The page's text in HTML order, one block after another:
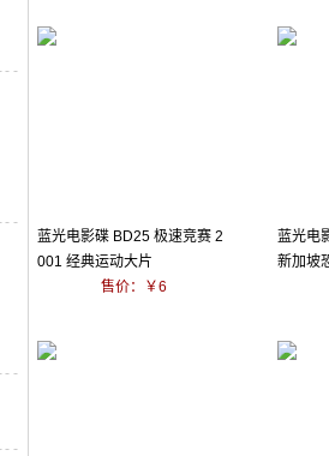
蓝光电影碟 BD25 极速竞赛 2
001 经典运动大片
售价：￥6
蓝光电
新加坡